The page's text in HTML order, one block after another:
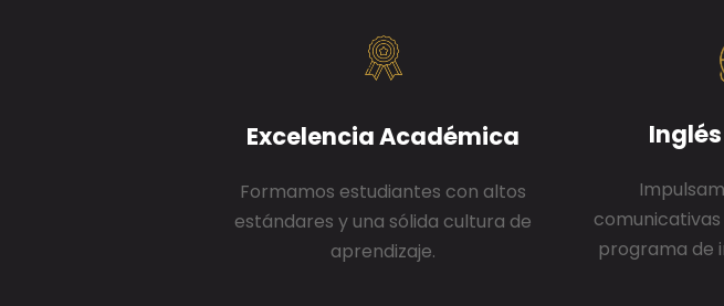
Excelencia Académica
Formamos estudiantes con altos
estándares y una sólida cultura de
aprendizaje.
programa de